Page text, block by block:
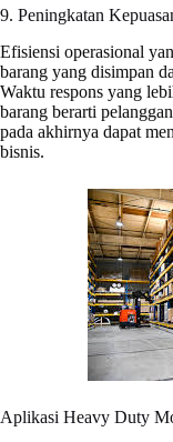
9. Peningkatan
Efisiensi operasional
barang yang disimpan
Waktu respons yang
barang berarti
pada akhirnya dapat
bisnis.
Aplikasi Heavy Duty